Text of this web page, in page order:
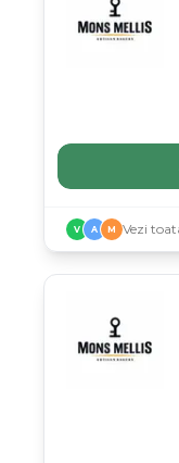
V A M Vezi